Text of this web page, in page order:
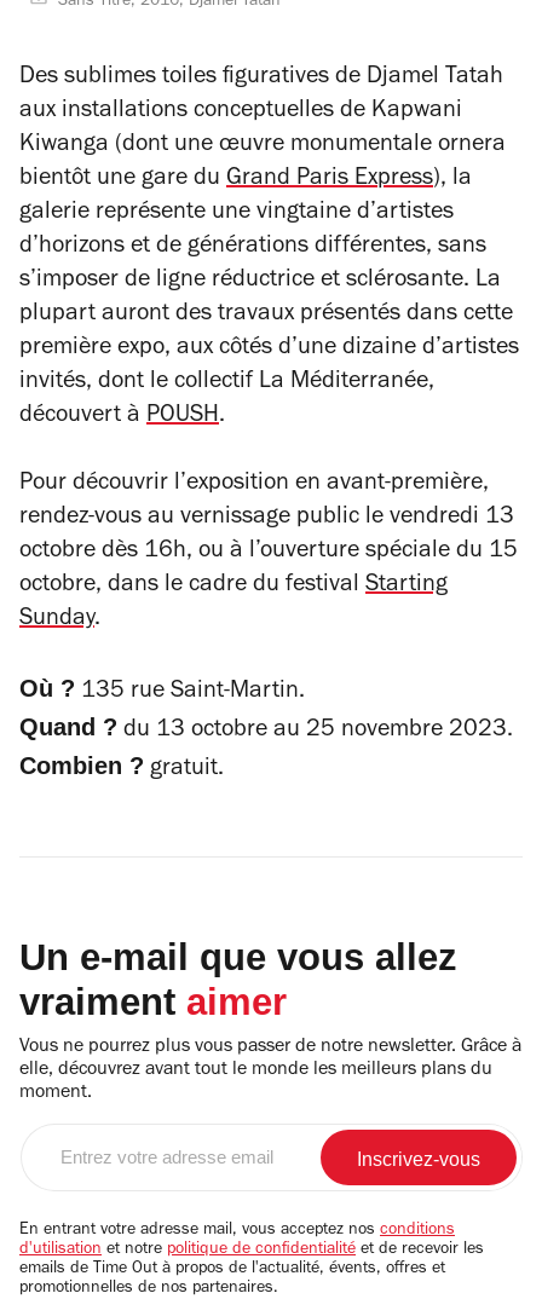
Des sublimes toiles figuratives de Djamel Tatah
aux installations conceptuelles de Kapwani
Kiwanga (dont une œuvre monumentale ornera
bientôt une gare du Grand Paris Express), la
galerie représente une vingtaine d’artistes
d’horizons et de générations différentes, sans
s’imposer de ligne réductrice et sclérosante. La
plupart auront des travaux présentés dans cette
première expo, aux côtés d’une dizaine d’artistes
invités, dont le collectif La Méditerranée,
découvert à POUSH.
Pour découvrir l’exposition en avant-première,
rendez-vous au vernissage public le vendredi 13
octobre dès 16h, ou à l’ouverture spéciale du 15
octobre, dans le cadre du festival Starting
Sunday.
Où ? 135 rue Saint-Martin.
Quand ? du 13 octobre au 25 novembre 2023.
Combien ? gratuit.
Un e-mail que vous allez
vraiment aimer
Vous ne pourrez plus vous passer de notre newsletter. Grâce à
elle, découvrez avant tout le monde les meilleurs plans du
moment.
email
En entrant votre adresse mail, vous acceptez nos conditions
d'utilisation et notre politique de confidentialité et de recevoir les
emails de Time Out à propos de l'actualité, évents, offres et
promotionnelles de nos partenaires.